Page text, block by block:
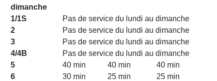
dimanche
1/1S
Pas de service du lundi au dimanche
2
Pas de service du lundi au dimanche
3
Pas de service du lundi au dimanche
4/4B
Pas de service du lundi au dimanche
5
40 min 40 min
40 min
6
30 min 25 min
25 min